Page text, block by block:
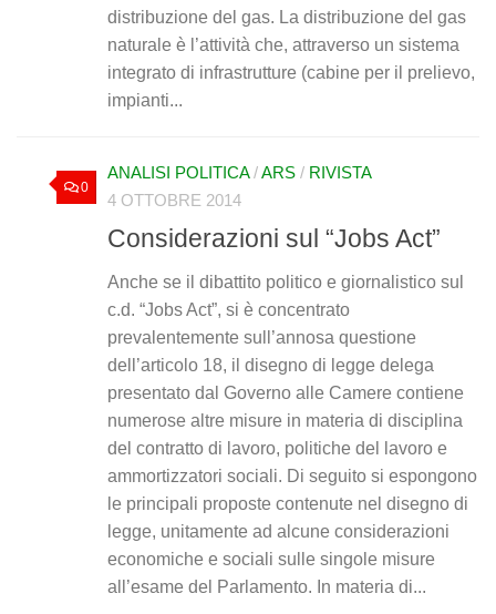
distribuzione del gas. La distribuzione del gas
naturale è l’attività che, attraverso un sistema
integrato di infrastrutture (cabine per il prelievo,
impianti...
0
ANALISI POLITICA/ARS / RIVISTA
4 OTTOBRE 2014
Considerazioni sul “Jobs Act”
Anche se il dibattito politico e giornalistico sul
c.d. “Jobs Act”, si è concentrato
prevalentemente sull’annosa questione
dell’articolo 18, il disegno di legge delega
presentato dal Governo alle Camere contiene
numerose altre misure in materia di disciplina
del contratto di lavoro, politiche del lavoro e
ammortizzatori sociali. Di seguito si espongono
le principali proposte contenute nel disegno di
legge, unitamente ad alcune considerazioni
economiche e sociali sulle singole misure
all’esame del Parlamento. In materia di...